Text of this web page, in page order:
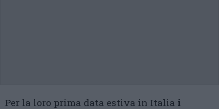
Per la loro prima data estiva in Italia i